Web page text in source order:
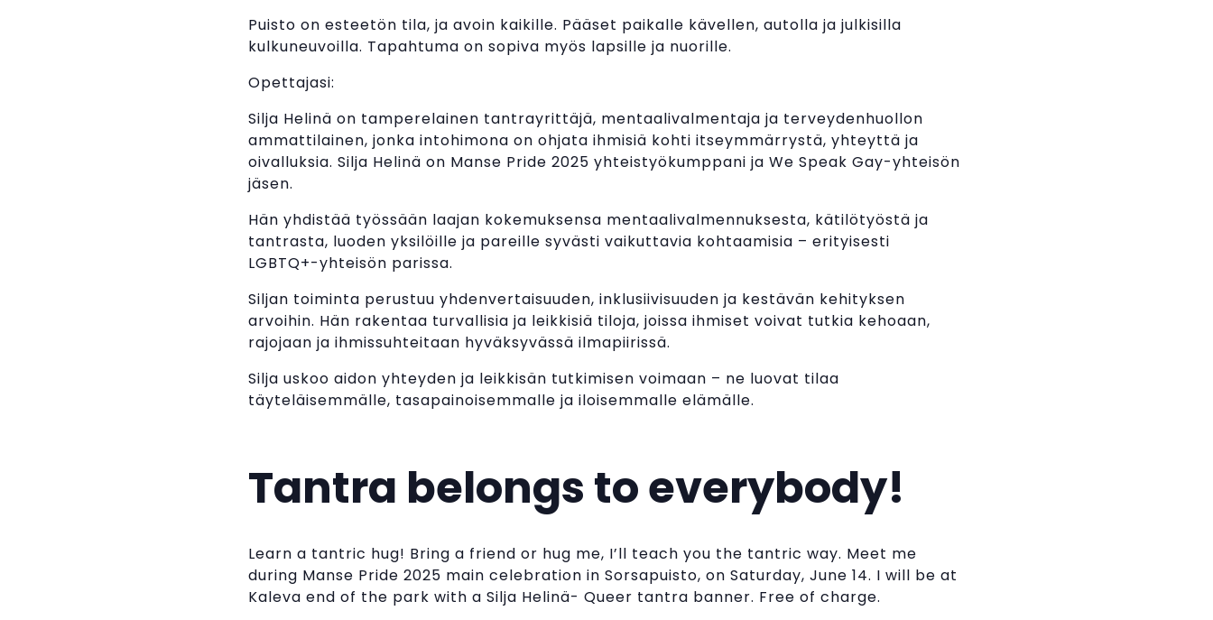
Puisto on esteetön tila, ja avoin kaikille. Pääset paikalle kävellen, autolla ja julkisilla
kulkuneuvoilla. Tapahtuma on sopiva myös lapsille ja nuorille.
Opettajasi:
Silja Helinä on tamperelainen tantrayrittäjä, mentaalivalmentaja ja terveydenhuollon
ammattilainen, jonka intohimona on ohjata ihmisiä kohti itseymmärrystä, yhteyttä ja
oivalluksia. Silja Helinä on Manse Pride 2025 yhteistyökumppani ja We Speak Gay-yhteisön
jäsen.
Hän yhdistää työssään laajan kokemuksensa mentaalivalmennuksesta, kätilötyöstä ja
tantrasta, luoden yksilöille ja pareille syvästi vaikuttavia kohtaamisia – erityisesti
LGBTQ+-yhteisön parissa.
Siljan toiminta perustuu yhdenvertaisuuden, inklusiivisuuden ja kestävän kehityksen
arvoihin. Hän rakentaa turvallisia ja leikkisiä tiloja, joissa ihmiset voivat tutkia kehoaan,
rajojaan ja ihmissuhteitaan hyväksyvässä ilmapiirissä.
Silja uskoo aidon yhteyden ja leikkisän tutkimisen voimaan – ne luovat tilaa
täyteläisemmälle, tasapainoisemmalle ja iloisemmalle elämälle.
Tantra belongs to everybody!
Learn a tantric hug! Bring a friend or hug me, I’ll teach you the tantric way. Meet me
during Manse Pride 2025 main celebration in Sorsapuisto, on Saturday, June 14. I will be at
Kaleva end of the park with a Silja Helinä- Queer tantra banner. Free of charge.